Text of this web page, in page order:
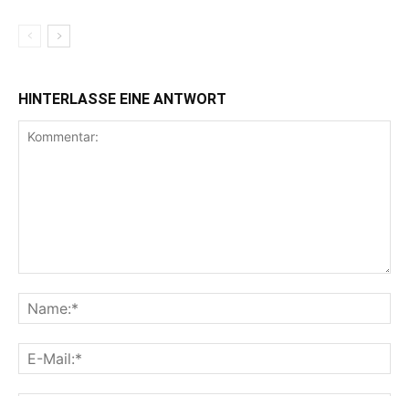
HINTERLASSE EINE ANTWORT